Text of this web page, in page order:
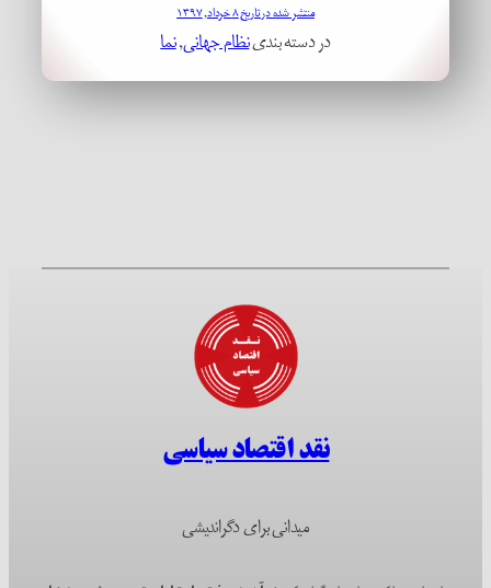
منتشر شده در تاریخ ۸ خرداد, ۱۳۹۷
در دسته بندینظام جهانی, نما
نقد اقتصاد سیاسی
میدانی برای دگراندیشی